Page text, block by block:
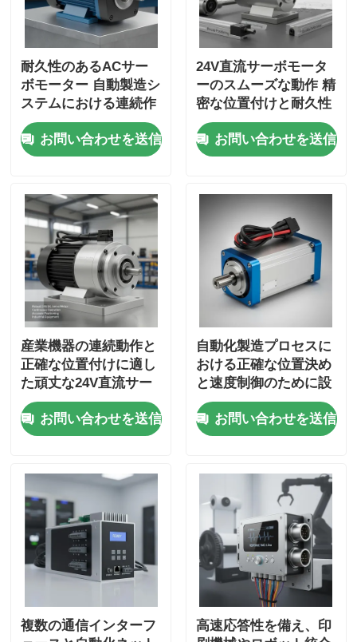
耐久性のあるACサー
ボモーター 自動製造シ
ステムにおける連続作
業と正確な位置付けの
ために設計
お問い合わせを送信
24V直流サーボモータ
ーのスムーズな動作 精
密な位置付けと耐久性
のあるパフォーマンス
を提供する CNCアプ
リケーションに適した
お問い合わせを送信
産業機器の連続動作と
正確な位置付けに適し
た頑丈な24V直流サー
ボモーター
お問い合わせを送信
自動化製造プロセスに
おける正確な位置決め
と速度制御のために設
計されたブラシレス
ACサーボモーター
お問い合わせを送信
複数の通信インターフ
高速応答性を備え、印